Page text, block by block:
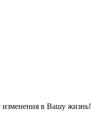
изменения в Вашу жизнь!